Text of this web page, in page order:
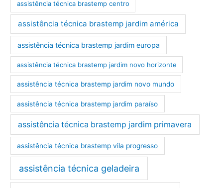
assistência técnica brastemp centro
assistência técnica brastemp jardim américa
assistência técnica brastemp jardim europa
assistência técnica brastemp jardim novo horizonte
assistência técnica brastemp jardim novo mundo
assistência técnica brastemp jardim paraíso
assistência técnica brastemp jardim primavera
assistência técnica brastemp vila progresso
assistência técnica geladeira